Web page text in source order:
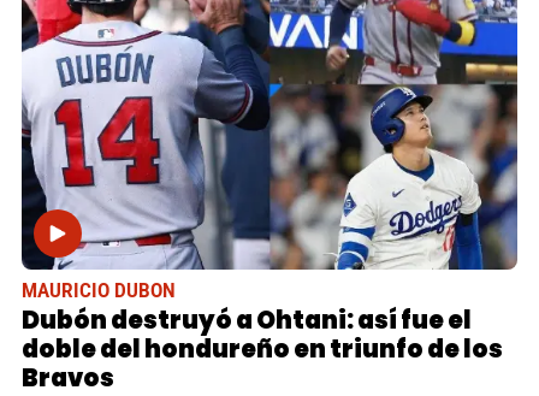
MAURICIO DUBON
Dubón destruyó a Ohtani: así fue el
doble del hondureño en triunfo de los
Bravos